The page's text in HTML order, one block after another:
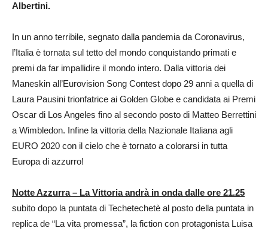
Albertini.
In un anno terribile, segnato dalla pandemia da Coronavirus,
l’Italia è tornata sul tetto del mondo conquistando primati e
premi da far impallidire il mondo intero. Dalla vittoria dei
Maneskin all’Eurovision Song Contest dopo 29 anni a quella di
Laura Pausini trionfatrice ai Golden Globe e candidata ai Premi
Oscar di Los Angeles fino al secondo posto di Matteo Berrettini
a Wimbledon. Infine la vittoria della Nazionale Italiana agli
EURO 2020 con il cielo che è tornato a colorarsi in tutta
Europa di azzurro!
Notte Azzurra – La Vittoria andrà in onda dalle ore 21.25
subito dopo la puntata di Techetechetè al posto della puntata in
replica de “La vita promessa”, la fiction con protagonista Luisa